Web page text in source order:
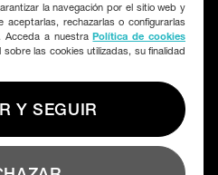
CONTACTAR
Fundación CONAMA
la navegación por el sitio web y
aceptarlas, rechazarlas o configurarlas
Acceda a nuestraPolítica de cookies
las cookies utilizadas, su finalidad
Y SEGUIR